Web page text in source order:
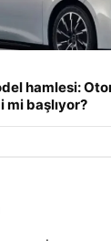
hamlesi:
mi başlıyor?